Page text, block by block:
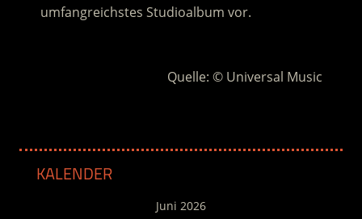
umfangreichstes Studioalbum vor.
Quelle: © Universal Music
KALENDER
Juni 2026